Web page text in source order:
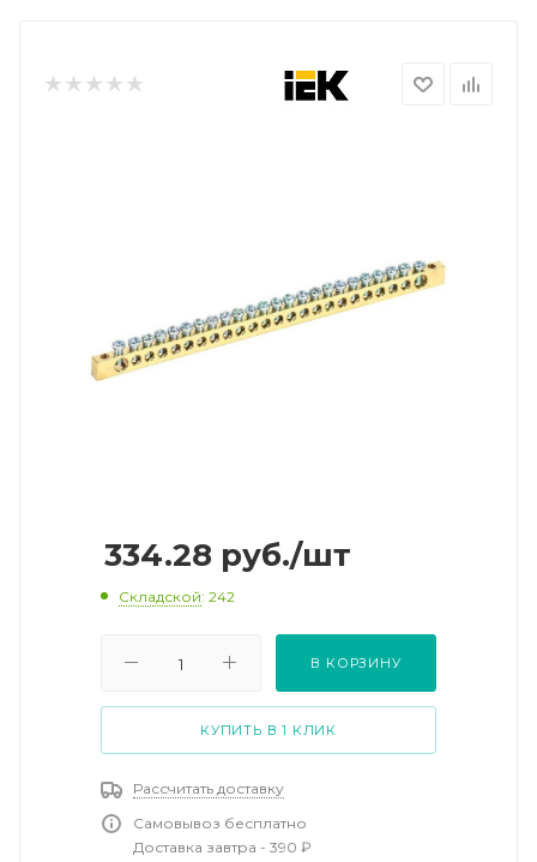
334.28 руб./шт
Складской: 242
В КОРЗИНУ
КУПИТЬ В 1 КЛИК
Рассчитать доставку
Самовывоз бесплатно
Доставка завтра - 390 ₽